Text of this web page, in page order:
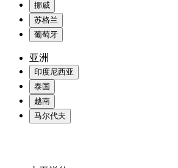
挪威
苏格兰
葡萄牙
亚洲
印度尼西亚
泰国
越南
马尔代夫